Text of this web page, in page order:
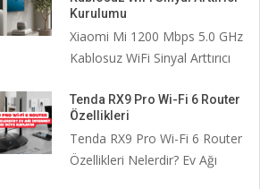
Kurulumu
Xiaomi Mi 1200 Mbps 5.0 GHz
Kablosuz WiFi Sinyal Arttırıcı
Tenda RX9 Pro Wi-Fi 6 Router
Özellikleri
Tenda RX9 Pro Wi-Fi 6 Router
Özellikleri Nelerdir? Ev Ağı